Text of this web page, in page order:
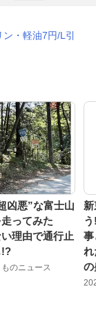
・軽油7円/L引
凶悪”な富士山
ってみた
い理由で通行止
!?
のニュース
事
れ
の